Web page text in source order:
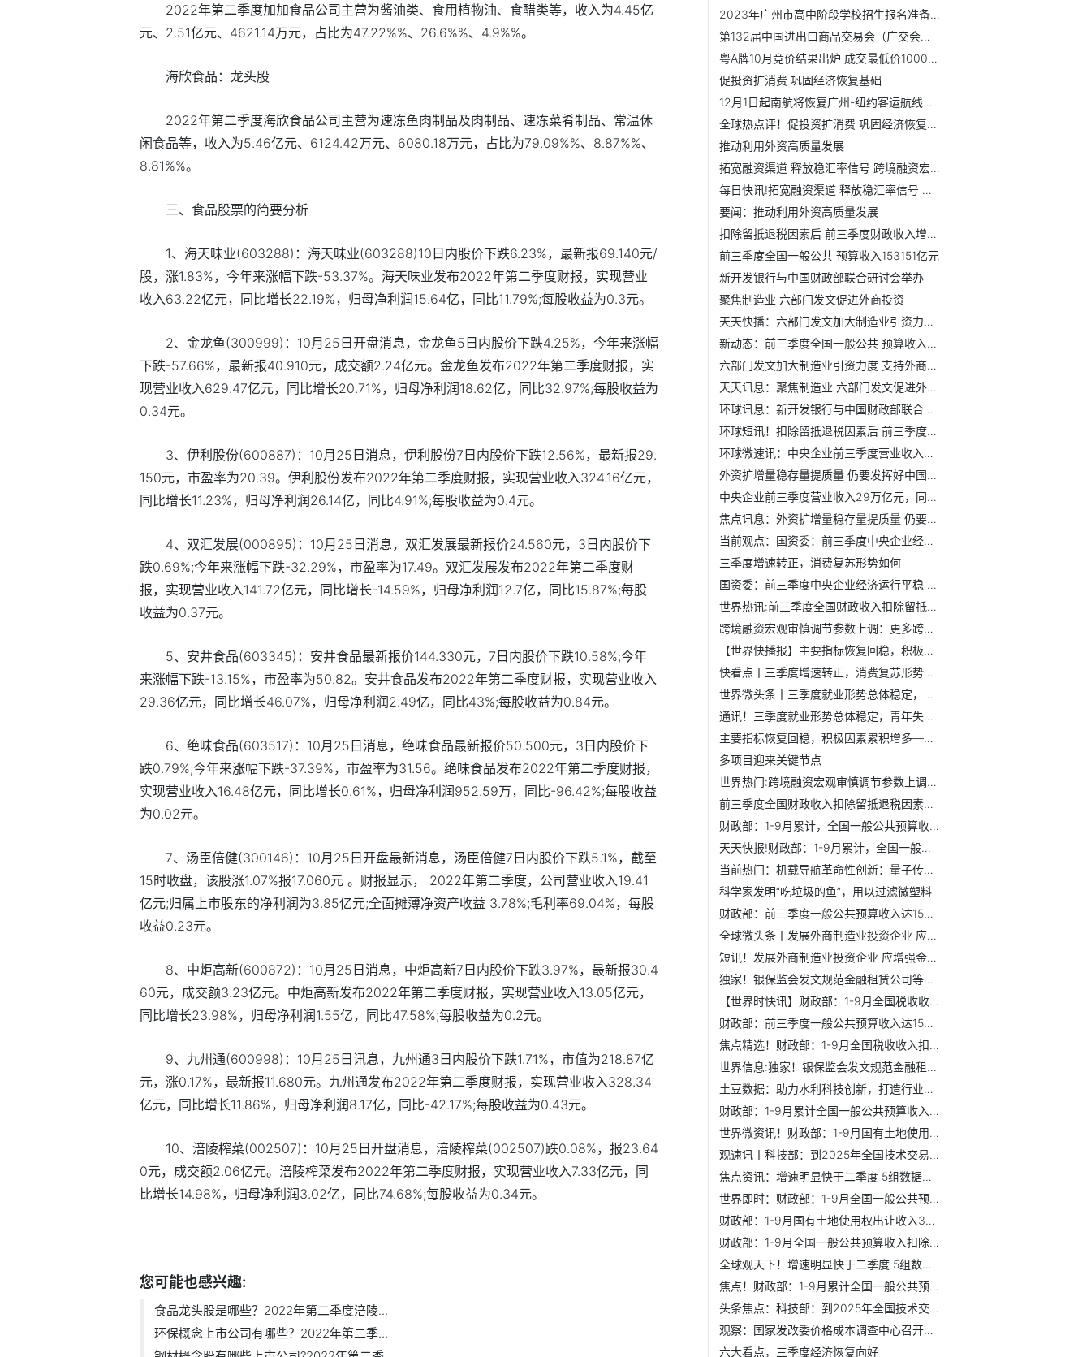
2022年第二季度加加食品公司主营为酱油类、食用植物油、食醋类等，收入为4.45亿
元、2.51亿元、4621.14万元，占比为47.22%%、26.6%%、4.9%%。
海欣食品：龙头股
2022年第二季度海欣食品公司主营为速冻鱼肉制品及肉制品、速冻菜肴制品、常温休
闲食品等，收入为5.46亿元、6124.42万元、6080.18万元，占比为79.09%%、8.87%%、
8.81%%。
三、食品股票的简要分析
1、海天味业(603288)：海天味业(603288)10日内股价下跌6.23%，最新报69.140元/
股，涨1.83%，今年来涨幅下跌-53.37%。海天味业发布2022年第二季度财报，实现营业
收入63.22亿元，同比增长22.19%，归母净利润15.64亿，同比11.79%;每股收益为0.3元。
2、金龙鱼(300999)：10月25日开盘消息，金龙鱼5日内股价下跌4.25%，今年来涨幅
下跌-57.66%，最新报40.910元，成交额2.24亿元。金龙鱼发布2022年第二季度财报，实
现营业收入629.47亿元，同比增长20.71%，归母净利润18.62亿，同比32.97%;每股收益为
0.34元。
3、伊利股份(600887)：10月25日消息，伊利股份7日内股价下跌12.56%，最新报29.
150元，市盈率为20.39。伊利股份发布2022年第二季度财报，实现营业收入324.16亿元，
同比增长11.23%，归母净利润26.14亿，同比4.91%;每股收益为0.4元。
4、双汇发展(000895)：10月25日消息，双汇发展最新报价24.560元，3日内股价下
跌0.69%;今年来涨幅下跌-32.29%，市盈率为17.49。双汇发展发布2022年第二季度财
报，实现营业收入141.72亿元，同比增长-14.59%，归母净利润12.7亿，同比15.87%;每股
收益为0.37元。
5、安井食品(603345)：安井食品最新报价144.330元，7日内股价下跌10.58%;今年
来涨幅下跌-13.15%，市盈率为50.82。安井食品发布2022年第二季度财报，实现营业收入
29.36亿元，同比增长46.07%，归母净利润2.49亿，同比43%;每股收益为0.84元。
6、绝味食品(603517)：10月25日消息，绝味食品最新报价50.500元，3日内股价下
跌0.79%;今年来涨幅下跌-37.39%，市盈率为31.56。绝味食品发布2022年第二季度财报，
实现营业收入16.48亿元，同比增长0.61%，归母净利润952.59万，同比-96.42%;每股收益
为0.02元。
7、汤臣倍健(300146)：10月25日开盘最新消息，汤臣倍健7日内股价下跌5.1%，截至
15时收盘，该股涨1.07%报17.060元 。财报显示， 2022年第二季度，公司营业收入19.41
亿元;归属上市股东的净利润为3.85亿元;全面摊薄净资产收益 3.78%;毛利率69.04%，每股
收益0.23元。
8、中炬高新(600872)：10月25日消息，中炬高新7日内股价下跌3.97%，最新报30.4
60元，成交额3.23亿元。中炬高新发布2022年第二季度财报，实现营业收入13.05亿元，
同比增长23.98%，归母净利润1.55亿，同比47.58%;每股收益为0.2元。
9、九州通(600998)：10月25日讯息，九州通3日内股价下跌1.71%，市值为218.87亿
元，涨0.17%，最新报11.680元。九州通发布2022年第二季度财报，实现营业收入328.34
亿元，同比增长11.86%，归母净利润8.17亿，同比-42.17%;每股收益为0.43元。
10、涪陵榨菜(002507)：10月25日开盘消息，涪陵榨菜(002507)跌0.08%，报23.64
0元，成交额2.06亿元。涪陵榨菜发布2022年第二季度财报，实现营业收入7.33亿元，同
比增长14.98%，归母净利润3.02亿，同比74.68%;每股收益为0.34元。
您可能也感兴趣:
食品龙头股是哪些？2022年第二季度涪陵...
环保概念上市公司有哪些？2022年第二季...
2023年广州市高中阶段学校招生报名准备工作通知发布
第132届中国进出口商品交易会（广交会）总体运行平稳 参展规...
粤A牌10月竞价结果出炉 成交最低价10000元
促投资扩消费 巩固经济恢复基础
12月1日起南航将恢复广州-纽约客运航线 南航国际及港澳台地...
全球热点评！促投资扩消费 巩固经济恢复基础
推动利用外资高质量发展
拓宽融资渠道 释放稳汇率信号 跨境融资宏观审慎调节参数上调
每日快讯!拓宽融资渠道 释放稳汇率信号 跨境融资宏观审慎调...
要闻：推动利用外资高质量发展
扣除留抵退税因素后 前三季度财政收入增长4.1%
前三季度全国一般公共 预算收入153151亿元
新开发银行与中国财政部联合研讨会举办
聚焦制造业 六部门发文促进外商投资
天天快播：六部门发文加大制造业引资力度 支持外商投资企业...
新动态：前三季度全国一般公共 预算收入153151亿元
六部门发文加大制造业引资力度 支持外商投资企业在A股上市
天天讯息：聚焦制造业 六部门发文促进外商投资
环球讯息：新开发银行与中国财政部联合研讨会举办
环球短讯！扣除留抵退税因素后 前三季度财政收入增长4.1%
环球微速讯：中央企业前三季度营业收入29万亿元，同比增长10.9%
外资扩增量稳存量提质量 仍要发挥好中国比较优势
中央企业前三季度营业收入29万亿元，同比增长10.9%
焦点讯息：外资扩增量稳存量提质量 仍要发挥好中国比较优势
当前观点：国资委：前三季度中央企业经济运行平稳 效益回升向好
三季度增速转正，消费复苏形势如何
国资委：前三季度中央企业经济运行平稳 效益回升向好
世界热讯:前三季度全国财政收入扣除留抵退税因素后增长4.1%
跨境融资宏观审慎调节参数上调：更多跨境资金流入实体经济 ...
【世界快播报】主要指标恢复回稳，积极因素累积增多——聚焦...
快看点丨三季度增速转正，消费复苏形势如何
世界微头条丨三季度就业形势总体稳定，青年失业率连续两月下降
通讯！三季度就业形势总体稳定，青年失业率连续两月下降
主要指标恢复回稳，积极因素累积增多——聚焦中国经济三季报
多项目迎来关键节点
世界热门:跨境融资宏观审慎调节参数上调：更多跨境资金流入实...
前三季度全国财政收入扣除留抵退税因素后增长4.1%
财政部：1-9月累计，全国一般公共预算收入153151亿
天天快报!财政部：1-9月累计，全国一般公共预算收入153151亿
当前热门：机载导航革命性创新：量子传感器导航或将取代GPS
科学家发明“吃垃圾的鱼”，用以过滤微塑料
财政部：前三季度一般公共预算收入达153151亿元
全球微头条丨发展外商制造业投资企业 应增强金融服务的紧迫感
短讯！发展外商制造业投资企业 应增强金融服务的紧迫感
独家！银保监会发文规范金融租赁公司等非银机构公司简称
【世界时快讯】财政部：1-9月全国税收收入扣除留抵退税因素后...
财政部：前三季度一般公共预算收入达153151亿元
焦点精选！财政部：1-9月全国税收收入扣除留抵退税因素后增长1%
世界信息:独家！银保监会发文规范金融租赁公司等非银机构公司...
土豆数据：助力水利科技创新，打造行业新基建
财政部：1-9月累计全国一般公共预算收入153151亿元
世界微资讯！财政部：1-9月国有土地使用权出让收入38507亿元...
观速讯丨科技部：到2025年全国技术交易市场规模持续扩大 技...
焦点资讯：增速明显快于二季度 5组数据带你看懂三季度国民经...
世界即时：财政部：1-9月全国一般公共预算收入扣除留抵退税因...
财政部：1-9月国有土地使用权出让收入38507亿元，比上年同期...
财政部：1-9月全国一般公共预算收入扣除留抵退税因素后增长4.1%
全球观天下！增速明显快于二季度 5组数据带你看懂三季度国民...
焦点！财政部：1-9月累计全国一般公共预算收入153151亿元
头条焦点：科技部：到2025年全国技术交易市场规模持续扩大 ...
观察：国家发改委价格成本调查中心召开储能需求侧研究座谈会
六大看点，三季度经济恢复向好